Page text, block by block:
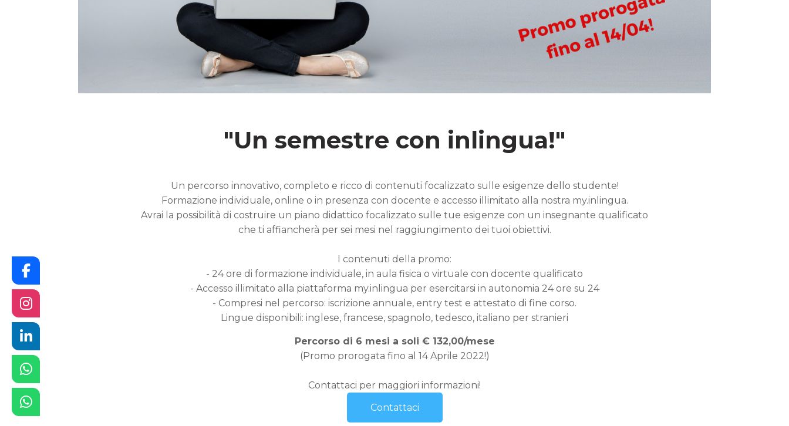
"Un semestre con inlingua!"
Un percorso innovativo, completo e ricco di contenuti focalizzato sulle esigenze dello studente!
Formazione individuale, online o in presenza con docente e accesso illimitato alla nostra my.inlingua.
Avrai la possibilità di costruire un piano didattico focalizzato sulle tue esigenze con un insegnante qualificato
che ti affiancherà per sei mesi nel raggiungimento dei tuoi obiettivi.
I contenuti della promo:
- 24 ore di formazione individuale, in aula fisica o virtuale con docente qualificato
- Accesso illimitato alla piattaforma my.inlingua per esercitarsi in autonomia 24 ore su 24
- Compresi nel percorso: iscrizione annuale, entry test e attestato di fine corso.
Lingue disponibili: inglese, francese, spagnolo, tedesco, italiano per stranieri
Percorso di 6 mesi a soli € 132,00/mese
(Promo prorogata fino al 14 Aprile 2022!)
Contattaci per maggiori informazioni!
Contattaci